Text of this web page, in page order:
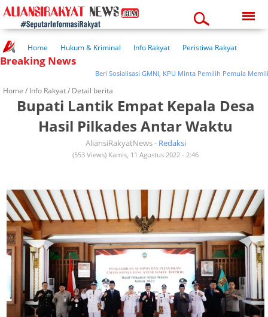
05:02:11 pm
Home Hukum & Kriminal Info Rakyat
Peristiwa Rakyat
Kuliner Rakyat
Wisata Rakyat
Kesehatan
Breaking News
Beri Sosialisasi GMNI, KPU Minta Pemilih Pemula Memilih
Home / Info Rakyat/ Detail berita
Bupati Lantik Empat Kepala Desa
Hasil Pilkades Antar Waktu
AliansiRakyatNews - Redaksi
(553 Views) Kamis, 11 Agustus 2022 - 2:46